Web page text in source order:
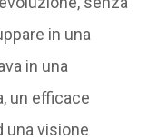
in una
in una
un efficace
una visione